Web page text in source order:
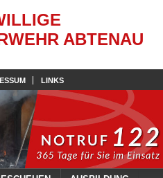
ABTENAU
LINKS